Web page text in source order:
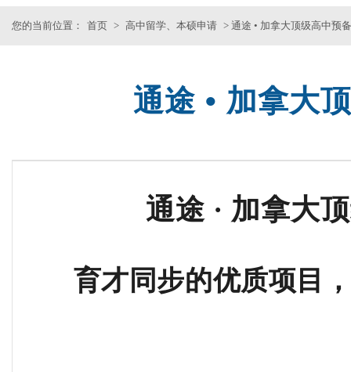
您的当前位置： 首页 > 高中留学、本硕申请 > 通途 • 加拿大顶级高中预
通途 • 加拿大
通途 · 加拿大
育才同步的优质项目